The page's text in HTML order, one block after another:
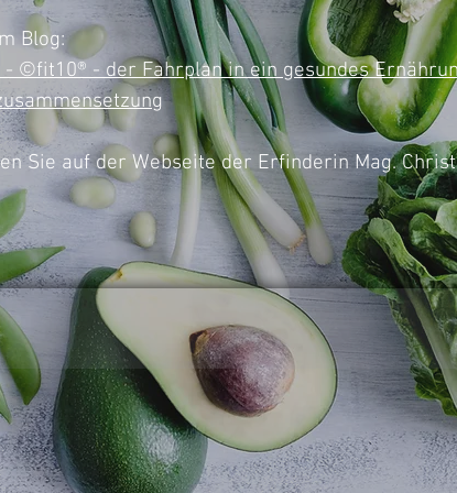
Blog:
- ©fit10® - der Fahrplan in ein gesundes
Sie auf der Webseite der Erfinderin Mag.